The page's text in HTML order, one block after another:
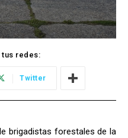
tus redes:
Twitter
brigadistas forestales de la